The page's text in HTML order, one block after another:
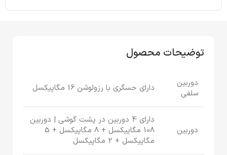
توضیحات محصول
دوربین
سلفی
دارای حسگری با رزولوشن 16 مگاپیکسل
دوربین
دارای 4 دوربین در پشت گوشی | دوربین
108 مگاپیکسل + 8 مگاپیکسل + 5
مگاپیکسل + 2 مگاپیکسل